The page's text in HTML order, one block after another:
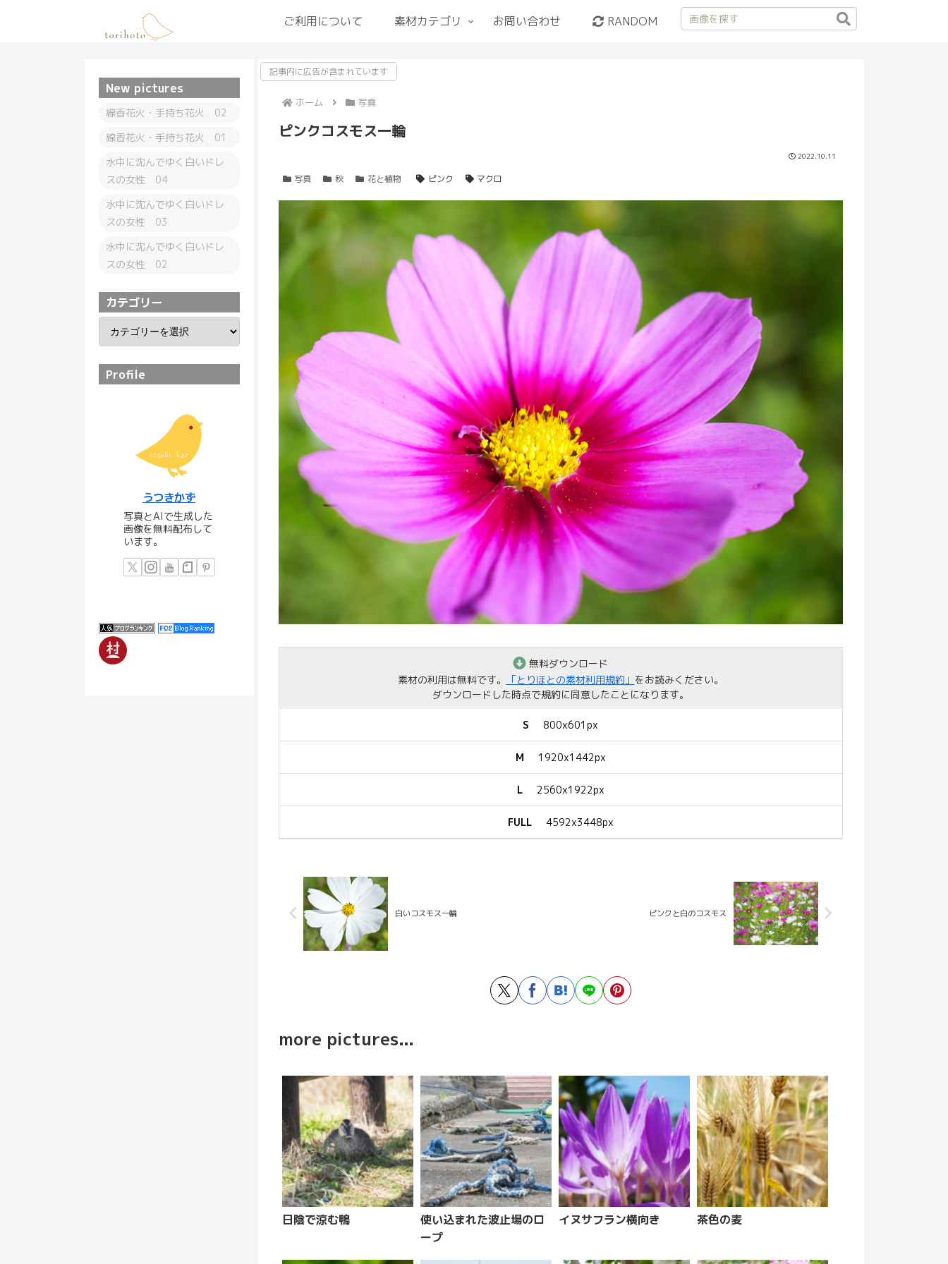
ご利用について 素材カテゴリ お問い合わせ RANDOM
記事内に広告が含まれています
ホーム 写真
ピンクコスモス一輪
2022.10.11
写真 秋 花と植物 ピンク マクロ
無料ダウンロード
素材の利用は無料です。
「とりほとの素材利用規約」 をお読みください。
ダウンロードした時点で規約に同意したことになります。
S 800x601px
M 1920x1442px
L 2560x1922px
FULL 4592x3448px
白いコスモス一輪 ピンクと白のコスモス
more pictures...
日陰で涼む鴨
使い込まれた波止場のロ
ープ
イヌサフラン横向き 茶色の麦
New pictures
線香花火・手持ち花火 02
線香花火・手持ち花火 01
水中に沈んでゆく白いドレ
スの女性 04
水中に沈んでゆく白いドレ
スの女性 03
水中に沈んでゆく白いドレ
スの女性 02
カテゴリー
Profile
うつきかず
写真とAIで生成した
画像を無料配布して
います。